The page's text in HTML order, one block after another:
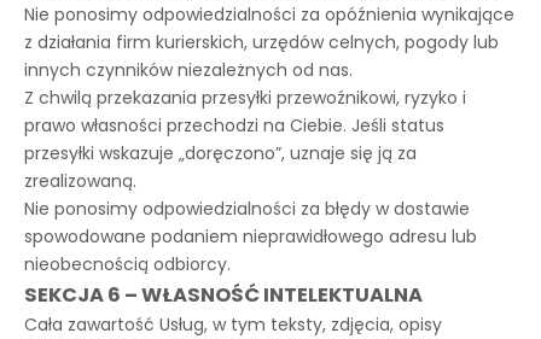
Nie ponosimy odpowiedzialności za opóźnienia wynikające
z działania firm kurierskich, urzędów celnych, pogody lub
innych czynników niezależnych od nas.
Z chwilą przekazania przesyłki przewoźnikowi, ryzyko i
prawo własności przechodzi na Ciebie. Jeśli status
przesyłki wskazuje „doręczono”, uznaje się ją za
zrealizowaną.
Nie ponosimy odpowiedzialności za błędy w dostawie
spowodowane podaniem nieprawidłowego adresu lub
nieobecnością odbiorcy.
SEKCJA 6 – WŁASNOŚĆ INTELEKTUALNA
Cała zawartość Usług, w tym teksty, zdjęcia, opisy